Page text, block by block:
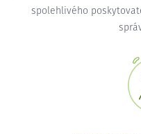
spolehlivého